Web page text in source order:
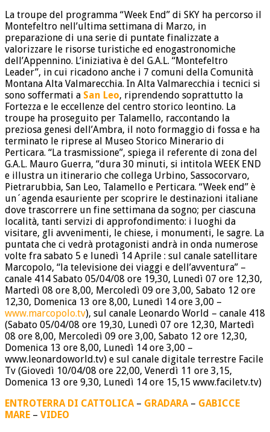
La troupe del programma “Week End” di SKY ha percorso il
Montefeltro nell’ultima settimana di Marzo, in
preparazione di una serie di puntate finalizzate a
valorizzare le risorse turistiche ed enogastronomiche
dell’Appennino. L’iniziativa è del G.A.L. “Montefeltro
Leader”, in cui ricadono anche i 7 comuni della Comunità
Montana Alta Valmarecchia. In Alta Valmarecchia i tecnici si
sono soffermati a San Leo, riprendendo soprattutto la
Fortezza e le eccellenze del centro storico leontino. La
troupe ha proseguito per Talamello, raccontando la
preziosa genesi dell’Ambra, il noto formaggio di fossa e ha
terminato le riprese al Museo Storico Minerario di
Perticara. “La trasmissione”, spiega il referente di zona del
G.A.L. Mauro Guerra, “dura 30 minuti, si intitola WEEK END
e illustra un itinerario che collega Urbino, Sassocorvaro,
Pietrarubbia, San Leo, Talamello e Perticara. “Week end” è
un´agenda esauriente per scoprire le destinazioni italiane
dove trascorrere un fine settimana da sogno; per ciascuna
località, tanti servizi di approfondimento: i luoghi da
visitare, gli avvenimenti, le chiese, i monumenti, le sagre. La
puntata che ci vedrà protagonisti andrà in onda numerose
volte fra sabato 5 e lunedì 14 Aprile : sul canale satellitare
Marcopolo, “la televisione dei viaggi e dell’avventura” –
canale 414 Sabato 05/04/08 ore 19,30, Lunedì 07 ore 12,30,
Martedì 08 ore 8,00, Mercoledì 09 ore 3,00, Sabato 12 ore
12,30, Domenica 13 ore 8,00, Lunedì 14 ore 3,00 –
www.marcopolo.tv), sul canale Leonardo World – canale 418
(Sabato 05/04/08 ore 19,30, Lunedì 07 ore 12,30, Martedì
08 ore 8,00, Mercoledì 09 ore 3,00, Sabato 12 ore 12,30,
Domenica 13 ore 8,00, Lunedì 14 ore 3,00 –
www.leonardoworld.tv) e sul canale digitale terrestre Facile
Tv (Giovedì 10/04/08 ore 22,00, Venerdì 11 ore 3,15,
Domenica 13 ore 9,30, Lunedì 14 ore 15,15 www.faciletv.tv)
ENTROTERRA DI CATTOLICA – GRADARA – GABICCE
MARE – VIDEO